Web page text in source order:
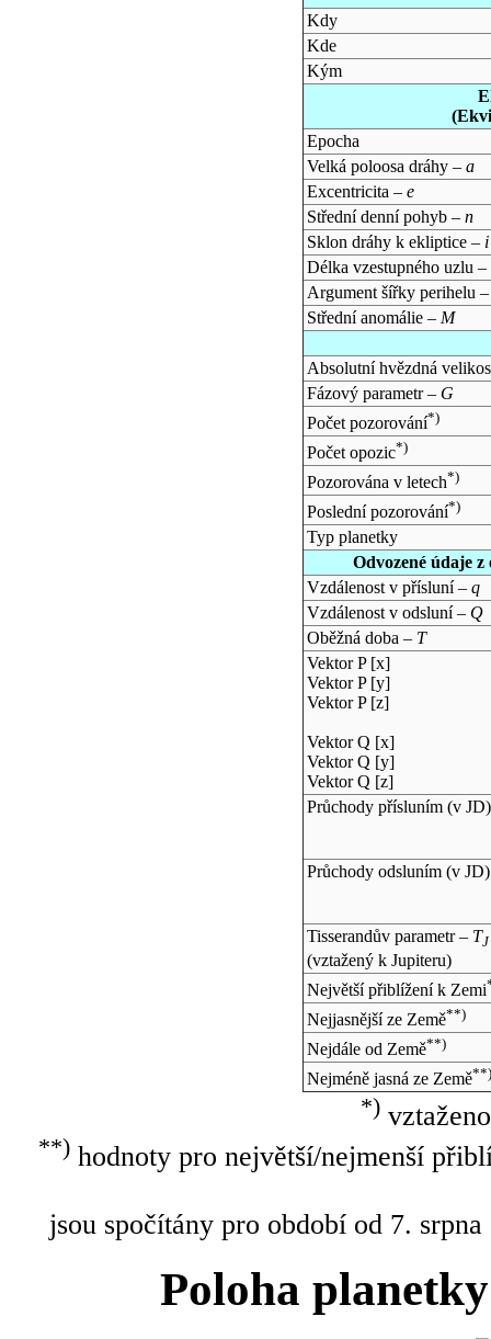
Kdy
Kde
Kým
Epocha
Velká poloosa dráhy – a
Excentricita – e
Střední denní pohyb – n
Sklon dráhy k ekliptice – i
Délka vzestupného uzlu –
Argument šířky perihelu
Střední anomálie – M
Absolutní hvězdná
Fázový parametr – G
Počet pozorování*)
Počet opozic*)
Pozorována v letech*)
Poslední pozorování*)
Typ planetky
Odvozené údaje
Vzdálenost v přísluní – q
Vzdálenost v odsluní – Q
Oběžná doba – T
Vektor P [x]
Vektor P [y]
Vektor P [z]
Vektor Q [x]
Vektor Q [y]
Vektor Q [z]
Průchody přísluním (v JD)
Průchody odsluním (v JD)
Tisserandův parametr – TJ
(vztažený k Jupiteru)
Největší přiblížení k Zemi
Nejjasnější ze Země**)
Nejdále od Země**)
Nejméně jasná ze Země**)
*)
**)hodnoty pro největší/nejmenší
jsou spočítány pro období od 7.
Poloha